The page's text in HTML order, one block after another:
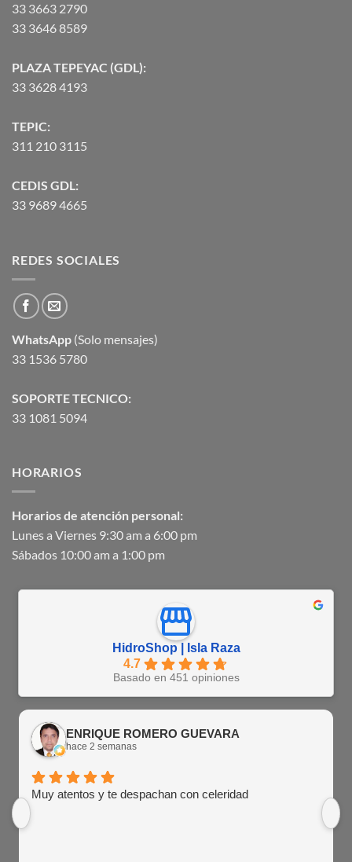
33 3663 2790
33 3646 8589
PLAZA TEPEYAC (GDL):
33 3628 4193
TEPIC:
311 210 3115
CEDIS GDL:
33 9689 4665
REDES SOCIALES
WhatsApp (Solo mensajes)
33 1536 5780
SOPORTE TECNICO:
33 1081 5094
HORARIOS
Horarios de atención personal:
Lunes a Viernes 9:30 am a 6:00 pm
Sábados 10:00 am a 1:00 pm
HidroShop | Isla Raza
4.7
Basado en 451 opiniones
ENRIQUE ROMERO GUEVARA
hace 2 semanas
Muy atentos y te despachan con celeridad